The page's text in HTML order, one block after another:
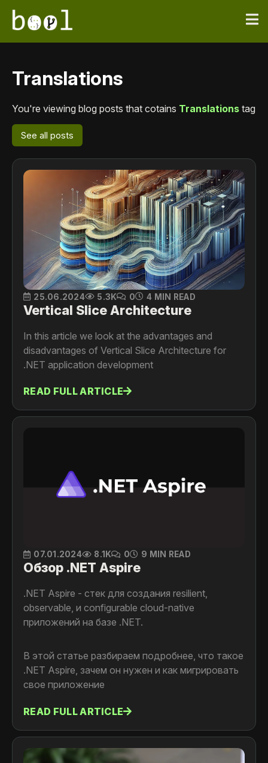
Translations
You're viewing blog posts that cotains Translations tag
See all posts
25.06.2024 5.3K 0 4 MIN READ
Vertical Slice Architecture
In this article we look at the advantages and
disadvantages of Vertical Slice Architecture for
.NET application development
READ FULL ARTICLE
07.01.2024 8.1K 0 9 MIN READ
Обзор .NET Aspire
.NET Aspire - стек для создания resilient,
observable, и configurable cloud-native
приложений на базе .NET.
В этой статье разбираем подробнее, что такое
.NET Aspire, зачем он нужен и как мигрировать
свое приложение
READ FULL ARTICLE